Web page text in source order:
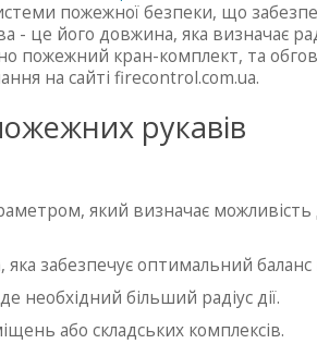
пожежної безпеки, що
це його довжина, яка визначає
пожежний кран-комплект, та
на сайті firecontrol.com.ua.
рукавів
який визначає
забезпечує оптимальний баланс
необхідний більший радіус дії.
або складських комплексів.